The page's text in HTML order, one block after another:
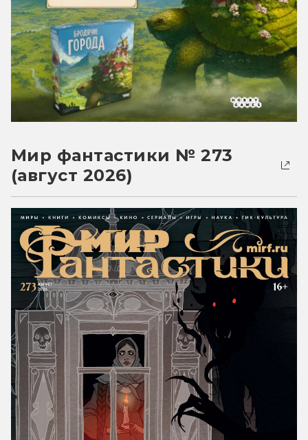
Мир фантастики № 273
(август 2026)